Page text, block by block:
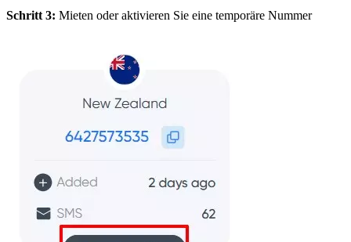
Schritt 3: Mieten oder aktivieren Sie eine temporäre Nummer